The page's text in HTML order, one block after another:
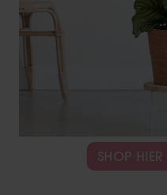
SHOP